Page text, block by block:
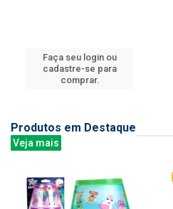
Faça seu login ou
cadastre-se para
comprar.
Produtos em Destaque
Veja mais